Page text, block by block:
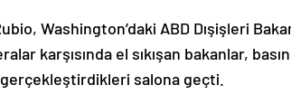
karşısında el sıkışan bakanlar, basın
salona geçti.